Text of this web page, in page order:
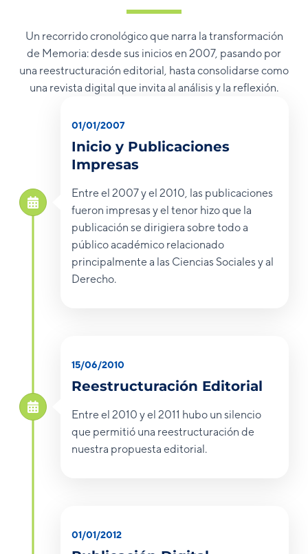
Un recorrido cronológico que narra la transformación
de Memoria: desde sus inicios en 2007, pasando por
una reestructuración editorial, hasta consolidarse como
una revista digital que invita al análisis y la reflexión.
01/01/2007
Inicio y Publicaciones
Impresas
Entre el 2007 y el 2010, las publicaciones
fueron impresas y el tenor hizo que la
publicación se dirigiera sobre todo a
público académico relacionado
principalmente a las Ciencias Sociales y al
Derecho.
15/06/2010
Reestructuración Editorial
Entre el 2010 y el 2011 hubo un silencio
que permitió una reestructuración de
nuestra propuesta editorial.
01/01/2012